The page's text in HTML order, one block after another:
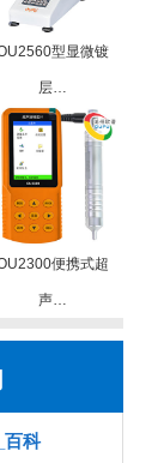
型显微镀
层…
便携式超
声…
百科